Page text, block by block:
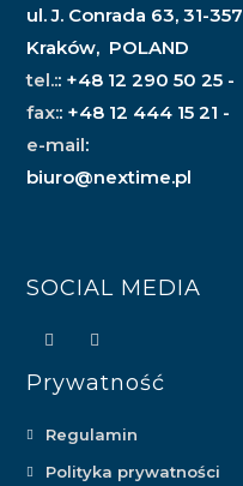
ul. J. Conrada 63, 31-357
Kraków, POLAND
tel.:: +48 12 290 50 25 -
fax:: +48 12 444 15 21 -
e-mail:
biuro@nextime.pl
SOCIAL MEDIA
Prywatność
Regulamin
Polityka prywatności